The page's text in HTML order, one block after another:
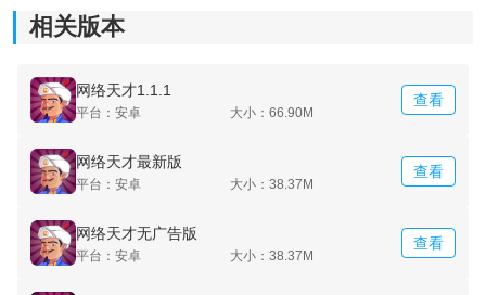
定一个明确角色，角色越清晰（例如具体人物或固定IP角
4、游戏还有各种排行榜，猜出的越多，排名也就越前。
频参与挑战，排名提升越明显，同时也能解锁更多奖励
内容。
相关版本
网络天才1.1.1
平台：安卓 大小：66.90M
查看
网络天才最新版
平台：安卓 大小：38.37M
查看
网络天才无广告版
平台：安卓 大小：38.37M
查看